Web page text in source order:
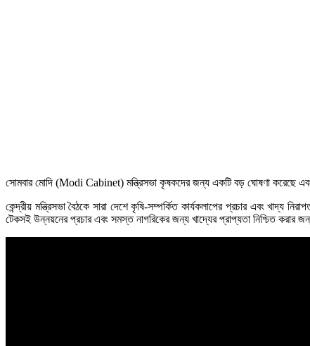
সোমবার মোদি (Modi Cabinet) মন্ত্রিসভা কৃষকদের জন্য একটি বড় ঘোষণা করেছে
কেন্দ্রীয় মন্ত্রিসভা বৈঠকে সারা দেশে কৃষি-সম্পর্কিত কার্যকলাপের প্রচার এবং খাদ্য
টেকসই উন্নয়নের প্রচার এবং সমস্ত নাগরিকের জন্য খাদ্যের প্রাপ্যতা নিশ্চিত করার